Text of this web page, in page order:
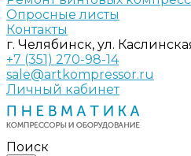
Опросные листы
Контакты
г. Челябинск, ул.
+7 (351) 270-98-14
sale@artkompressor.ru
Личный кабинет
Поиск